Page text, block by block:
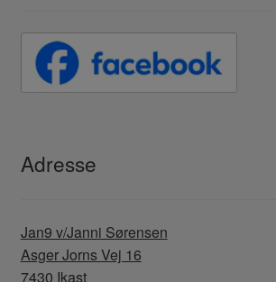
Adresse
Jan9 v/Janni Sørensen
Asger Jorns Vej 16
7430 Ikast